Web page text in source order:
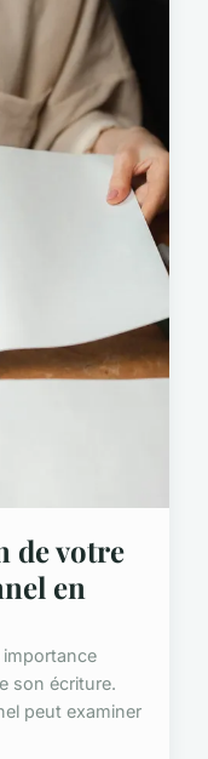
de votre
en
son écriture.
peut examiner